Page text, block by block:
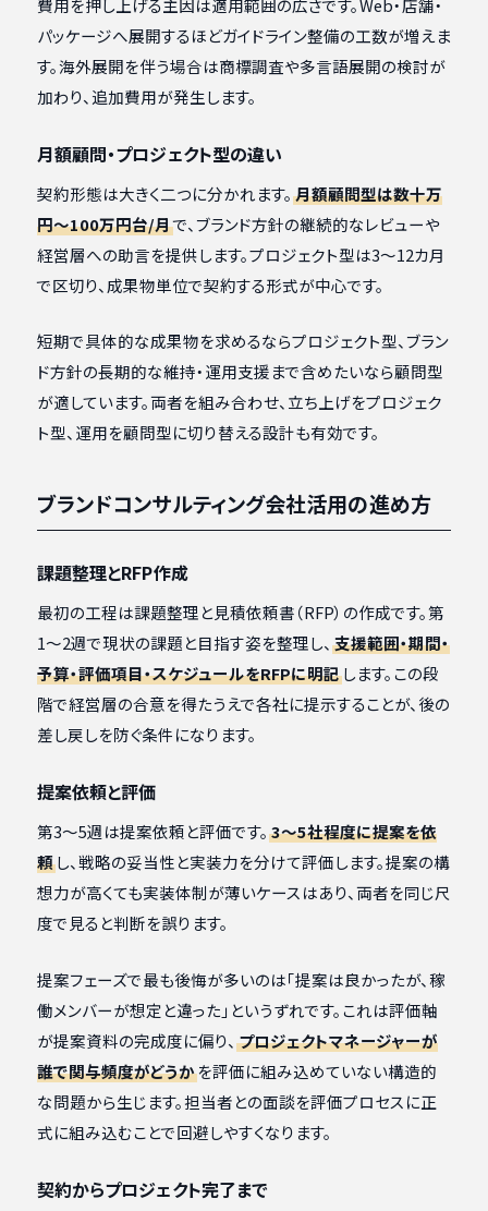
費用を押し上げる主因は適用範囲の広さです。Web・店舗・
パッケージへ展開するほどガイドライン整備の工数が増えま
す。海外展開を伴う場合は商標調査や多言語展開の検討が
加わり、追加費用が発生します。
月額顧問・プロジェクト型の違い
契約形態は大きく二つに分かれます。 月額顧問型は数十万
円〜100万円台/月で、ブランド方針の継続的なレビューや
経営層への助言を提供します。プロジェクト型は3〜12カ月
で区切り、成果物単位で契約する形式が中心です。
短期で具体的な成果物を求めるならプロジェクト型、ブラン
ド方針の長期的な維持・運用支援まで含めたいなら顧問型
が適しています。両者を組み合わせ、立ち上げをプロジェク
ト型、運用を顧問型に切り替える設計も有効です。
ブランドコンサルティング会社活用の進め方
課題整理とRFP作成
最初の工程は課題整理と見積依頼書（RFP）の作成です。第
1〜2週で現状の課題と目指す姿を整理し、 支援範囲・期間・
予算・評価項目・スケジュールをRFPに明記します。この段
階で経営層の合意を得たうえで各社に提示することが、後の
差し戻しを防ぐ条件になります。
提案依頼と評価
第3〜5週は提案依頼と評価です。 3〜5社程度に提案を依
頼し、戦略の妥当性と実装力を分けて評価します。提案の構
想力が高くても実装体制が薄いケースはあり、両者を同じ尺
度で見ると判断を誤ります。
提案フェーズで最も後悔が多いのは「提案は良かったが、稼
働メンバーが想定と違った」というずれです。これは評価軸
が提案資料の完成度に偏り、 プロジェクトマネージャーが
誰で関与頻度がどうかを評価に組み込めていない構造的
な問題から生じます。担当者との面談を評価プロセスに正
式に組み込むことで回避しやすくなります。
契約からプロジェクト完了まで